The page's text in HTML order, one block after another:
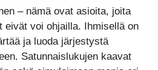
– nämä ovat asioita, joita
eivät voi ohjailla. Ihmisellä on
ja luoda järjestystä
Satunnaislukujen kaavat